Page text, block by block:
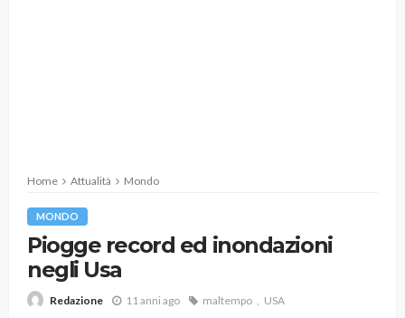
Home Attualità Mondo
MONDO
Piogge record ed inondazioni
negli Usa
Redazione 11 anni ago maltempo USA